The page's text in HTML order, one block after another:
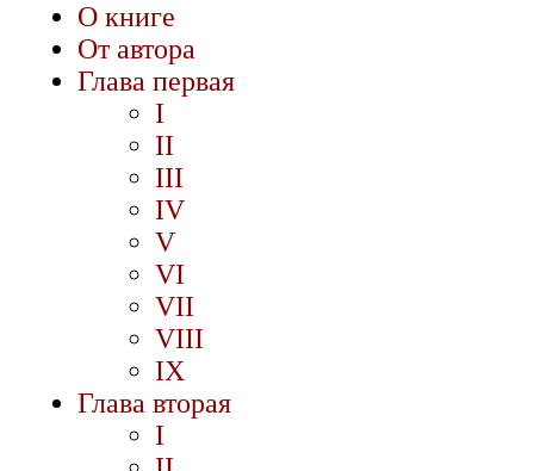
О книге
От автора
Глава первая
I
II
III
IV
V
VI
VII
VIII
IX
Глава вторая
I